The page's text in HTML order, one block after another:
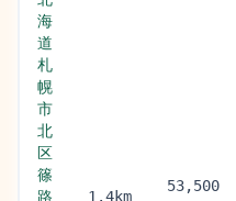
海
道
札
幌
市
北
区
篠
路
1.4km
53,500